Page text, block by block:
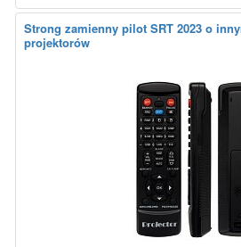
Strong zamienny pilot SRT 2023 o
projektorów